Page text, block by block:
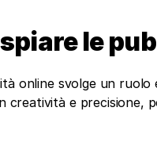
le
online svolge un
creatività e precisione,